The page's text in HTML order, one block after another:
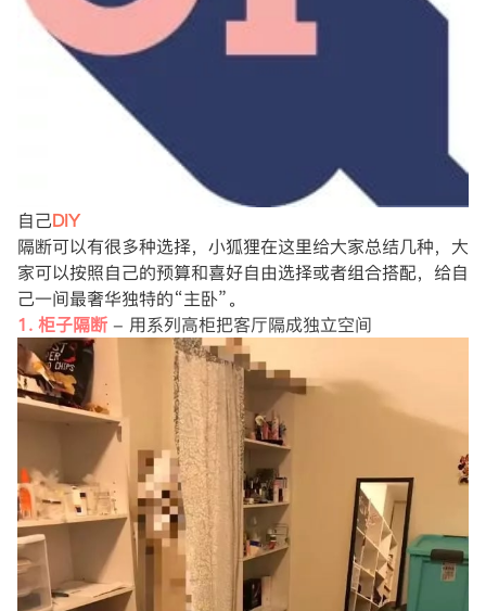
自己DIY
隔断可以有很多种选择，小狐狸在这里给大家总结几种，大
家可以按照自己的预算和喜好自由选择或者组合搭配，给自
己一间最奢华独特的“主卧”。
1. 柜子隔断 - 用系列高柜把客厅隔成独立空间